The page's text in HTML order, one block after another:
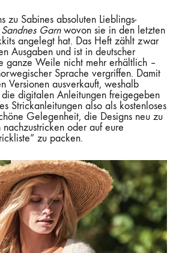
zu Sabines absoluten Lieblings-
Sandnes Garnwovon sie in den letzten
angelegt hat. Das Heft zählt zwar
Ausgaben und ist in deutscher
ganze Weile nicht mehr erhältlich –
Sprache vergriffen. Damit
Versionen ausverkauft, weshalb
digitalen Anleitungen freigegeben
Strickanleitungen also als kostenloses
Gelegenheit, die Designs neu zu
oder auf eure
zu packen.